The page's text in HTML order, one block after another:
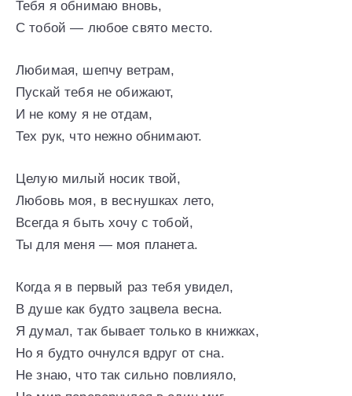
Тебя я обнимаю вновь,
С тобой — любое свято место.
Любимая, шепчу ветрам,
Пускай тебя не обижают,
И не кому я не отдам,
Тех рук, что нежно обнимают.
Целую милый носик твой,
Любовь моя, в веснушках лето,
Всегда я быть хочу с тобой,
Ты для меня — моя планета.
Когда я в первый раз тебя увидел,
В душе как будто зацвела весна.
Я думал, так бывает только в книжках,
Но я будто очнулся вдруг от сна.
Не знаю, что так сильно повлияло,